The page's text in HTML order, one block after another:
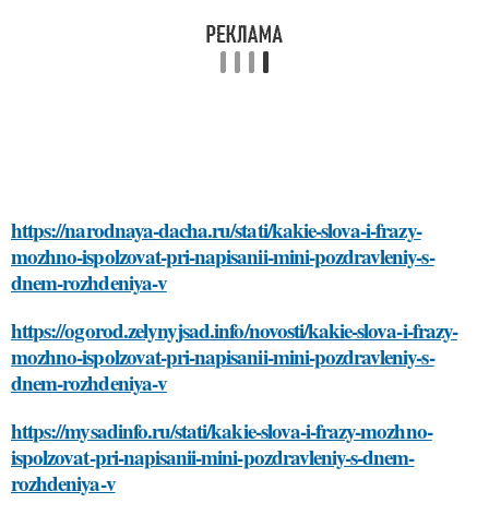
https://narodnaya-dacha.ru/stati/kakie-slova-i-frazy-
mozhno-ispolzovat-pri-napisanii-mini-pozdravleniy-s-
dnem-rozhdeniya-v
https://ogorod.zelynyjsad.info/novosti/kakie-slova-i-frazy-
mozhno-ispolzovat-pri-napisanii-mini-pozdravleniy-s-
dnem-rozhdeniya-v
https://mysadinfo.ru/stati/kakie-slova-i-frazy-mozhno-
ispolzovat-pri-napisanii-mini-pozdravleniy-s-dnem-
rozhdeniya-v